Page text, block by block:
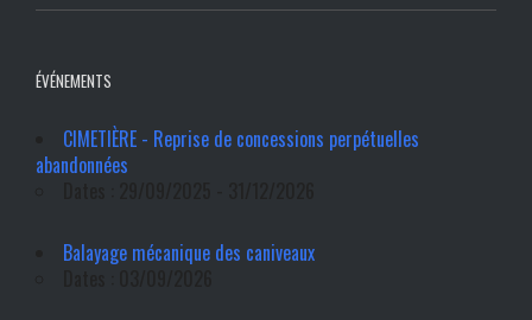
ÉVÉNEMENTS
CIMETIÈRE - Reprise de concessions perpétuelles
abandonnées
Balayage mécanique des caniveaux